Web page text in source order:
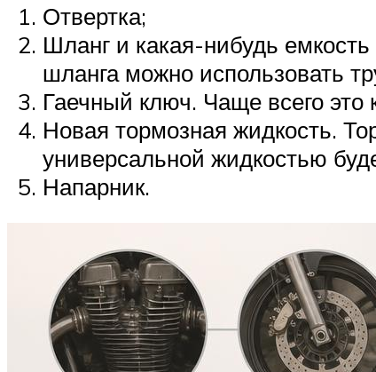
Отвертка;
Шланг и какая-нибудь
шланга можно использовать
Гаечный ключ. Чаще всего это
Новая тормозная жидкость.
универсальной жидкостью
Напарник.